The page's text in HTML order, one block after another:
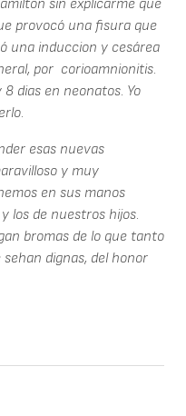
sin explicarme que
provocó una fisura que
una induccion y cesárea
por corioamnionitis.
dias en neonatos. Yo
esas nuevas
y muy
en sus manos
los de nuestros hijos.
bromas de lo que tanto
dignas, del honor